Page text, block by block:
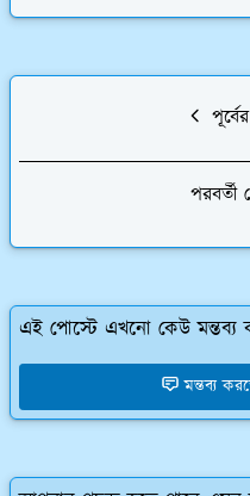
এই পোস্টে এখনো কেউ মন্তব্য
মন্তব্য